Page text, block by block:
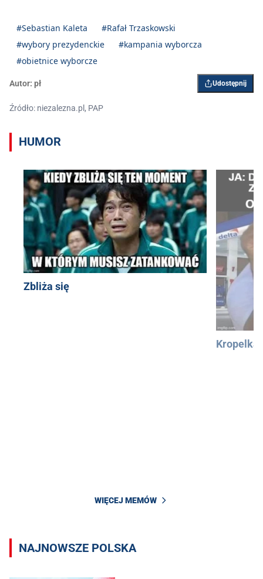
#Sebastian Kaleta
#Rafał Trzaskowski
#wybory prezydenckie
#kampania wyborcza
#obietnice wyborcze
Autor: pł Udostępnij
Źródło: niezalezna.pl, PAP
HUMOR
Zbliża się
Kropelka
WIĘCEJ MEMÓW
NAJNOWSZE POLSKA